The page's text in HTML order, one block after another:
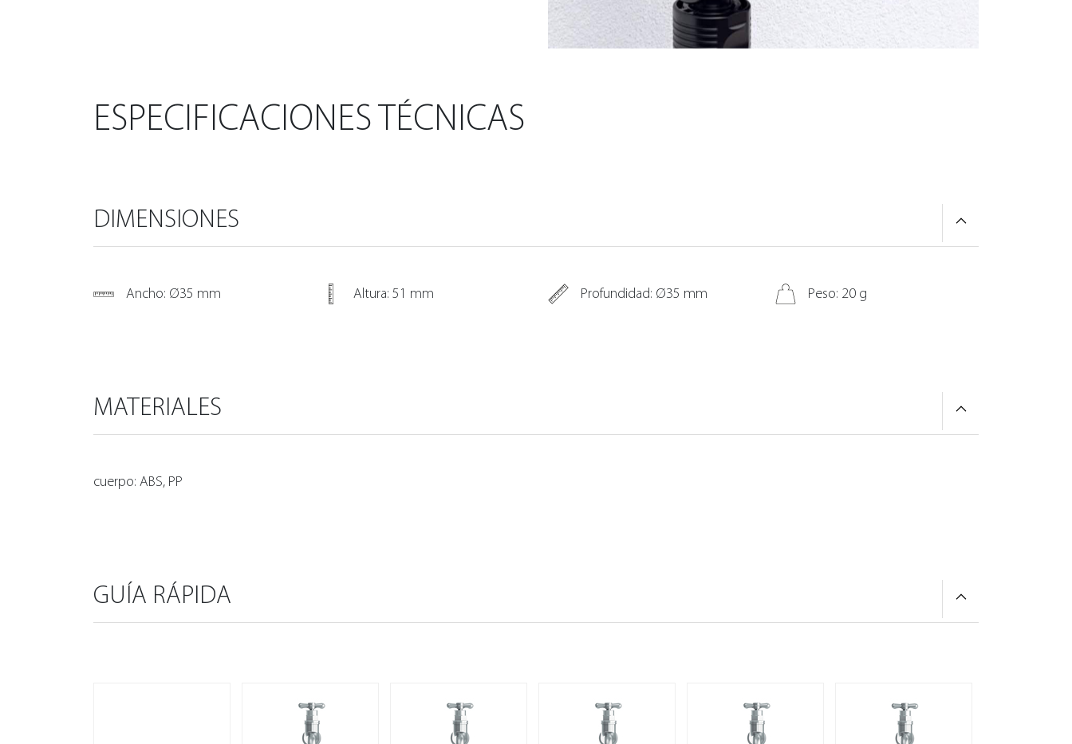
ESPECIFICACIONES TÉCNICAS
DIMENSIONES
Ancho: Ø35 mm Altura: 51 mm Profundidad: Ø35 mm Peso: 20 g
MATERIALES
cuerpo: ABS, PP
GUÍA RÁPIDA